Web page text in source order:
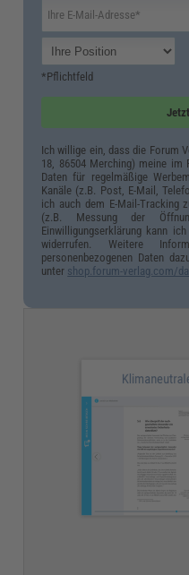
*Pflichtfeld
Ich willige ein, dass die Forum
18, 86504 Merching) meine im
Daten für regelmäßige
Kanäle (z.B. Post, E-Mail,
ich auch dem E-Mail-Tracking
(z.B. Messung der
Einwilligungserklärung kann
widerrufen. Weitere
personenbezogenen Daten
unter shop.forum-verlag.com/